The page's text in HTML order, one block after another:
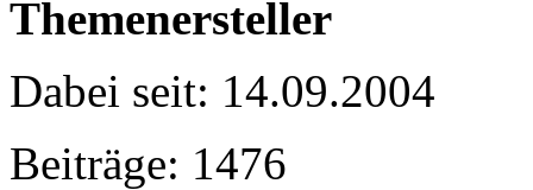
Themenersteller
Dabei seit: 14.09.2004
Beiträge: 1476